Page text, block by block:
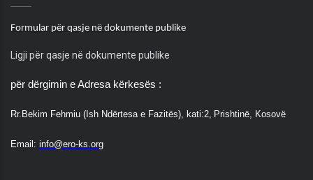
Formular për qasje në dokumente publike
Ligji për qasje në dokumente publike
për dërgimin e Adresa kërkesës :
Rr. Bekim Fehmiu (Ish Ndërtesa e Fazitës), kati:2, Prishtinë, Kosovë
Email: info@ero-ks.org